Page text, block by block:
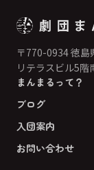
〒770-0934 徳
リテラスビル5階
まんまるって？
ブログ
入団案内
お問い合わせ